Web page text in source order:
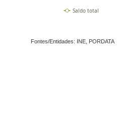
Saldo total
Fontes/Entidades: INE, PORDATA